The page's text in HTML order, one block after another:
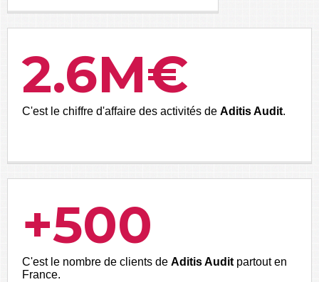
2.6M€
C'est le chiffre d'affaire des activités de Aditis Audit.
+500
C'est le nombre de clients de Aditis Auditpartout en
France.